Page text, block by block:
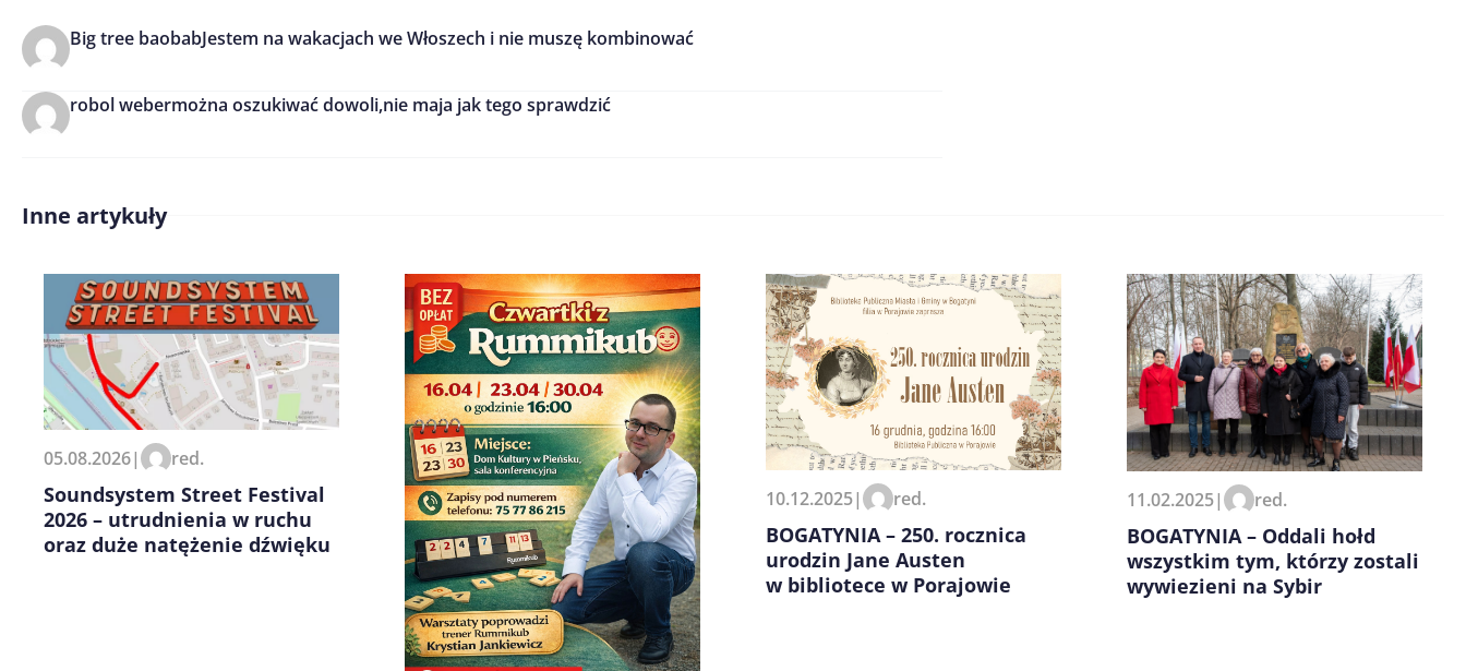
Treść komentarza*
Imię/ Nick*
Zapamiętaj moje dane w tej przeglądarce podczas pisania
kolejnych komentarzy.
Big tree baobabJestem na wakacjach we Włoszech i nie muszę kombinować
robol webermożna oszukiwać dowoli,nie maja jak tego sprawdzić
Inne artykuły
05.08.2026| red.
Soundsystem Street Festival
2026 – utrudnienia w ruchu
oraz duże natężenie dźwięku
10.12.2025| red.
BOGATYNIA – 250. rocznica
urodzin Jane Austen
w bibliotece w Porajowie
11.02.2025| red.
BOGATYNIA – Oddali hołd
wszystkim tym, którzy zostali
wywiezieni na Sybir